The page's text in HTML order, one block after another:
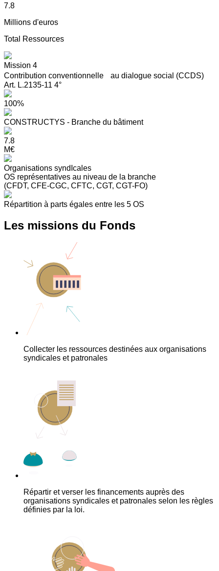
7.8
Millions d'euros
Total Ressources
Mission 4
Contribution conventionnelle au dialogue social (CCDS)
Art. L.2135-11 4°
100%
CONSTRUCTYS - Branche du bâtiment
7.8
M€
Organisations syndIcales
OS représentatives au niveau de la branche
(CFDT, CFE-CGC, CFTC, CGT, CGT-FO)
Répartition à parts égales entre les 5 OS
Les missions du Fonds
Collecter les ressources destinées aux organisations
syndicales et patronales
Répartir et verser les financements auprès des
organisations syndicales et patronales selon les règles
définies par la loi.